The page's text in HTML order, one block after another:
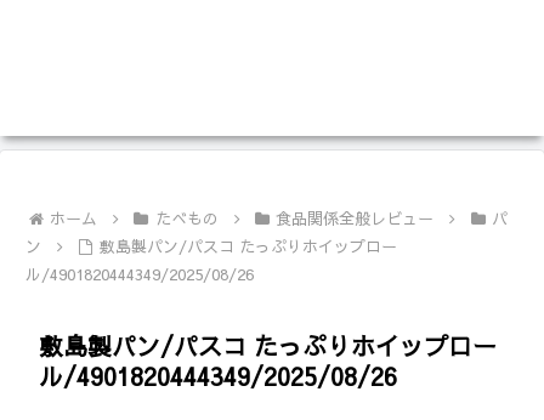
ホーム たべもの 食品関係全般レビュー
パ
ン
敷島製パン/パスコ たっぷりホイップロー
ル/4901820444349/2025/08/26
敷島製パン/パスコ たっぷりホイップロー
ル/4901820444349/2025/08/26